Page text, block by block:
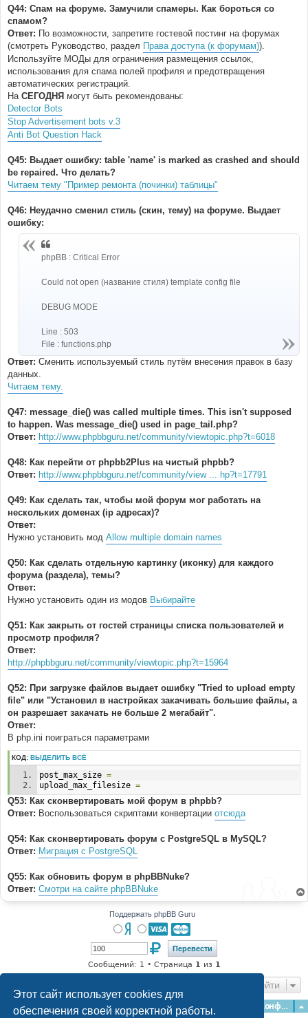
Этот сайт использует cookies для
обеспечения своей корректной работы.
Q44: Спам на форуме. Замучили спамеры. Как бороться со
спамом?
Ответ: По возможности, запретите гостевой постинг на форумах
(смотреть Руководство, раздел Права доступа (к форумам)).
Используйте МОДы для ограничения размещения ссылок,
использования для спама полей профиля и предотвращения
автоматических регистраций.
На СЕГОДНЯ могут быть рекомендованы:
Detector Bots
Stop Advertisement bots v.3
Anti Bot Question Hack
Q45: Выдает ошибку: table 'name' is marked as crashed and should
be repaired. Что делать?
Читаем тему "Пример ремонта (починки) таблицы"
Q46: Неудачно сменил стиль (скин, тему) на форуме. Выдает
ошибку:
phpBB : Critical Error
Could not open (название стиля) template config file
DEBUG MODE
Line : 503
File : functions.php
Ответ: Сменить используемый стиль путём внесения правок в базу
данных.
Читаем тему.
Q47: message_die() was called multiple times. This isn't supposed
to happen. Was message_die() used in page_tail.php?
Ответ: http://www.phpbbguru.net/community/viewtopic.php?t=6018
Q48: Как перейти от phpbb2Plus на чистый phpbb?
Ответ: http://www.phpbbguru.net/community/view ... hp?t=17791
Q49: Как сделать так, чтобы мой форум мог работать на
нескольких доменах (ip адресах)?
Ответ:
Нужно установить мод Allow multiple domain names
Q50: Как сделать отдельную картинку (иконку) для каждого
форума (раздела), темы?
Ответ:
Нужно установить один из модов Выбирайте
Q51: Как закрыть от гостей страницы списка пользователей и
просмотр профиля?
Ответ:
http://phpbbguru.net/community/viewtopic.php?t=15964
Q52: При загрузке файлов выдает ошибку "Tried to upload empty
file" или "Установил в настройках закачивать большие файлы, а
он разрешает закачать не больше 2 мегабайт".
Ответ:
В php.ini поиграться параметрами
КОД: ВЫДЕЛИТЬ ВСЁ
post_max_size =
upload_max_filesize =
Q53: Как сконвертировать мой форум в phpbb?
Ответ: Воспользоваться скриптами конвертации отсюда
Q54: Как сконвертировать форум с PostgreSQL в MySQL?
Ответ: Миграция с PostgreSQL
Q55: Как обновить форум в phpBBNuke?
Ответ: Смотри на сайте phpBBNuke
Поддержать phpBB Guru
Сообщений: 1 • Страница 1 из 1
Перейти
Главная Форумы Конфиденциальность
Наша команда